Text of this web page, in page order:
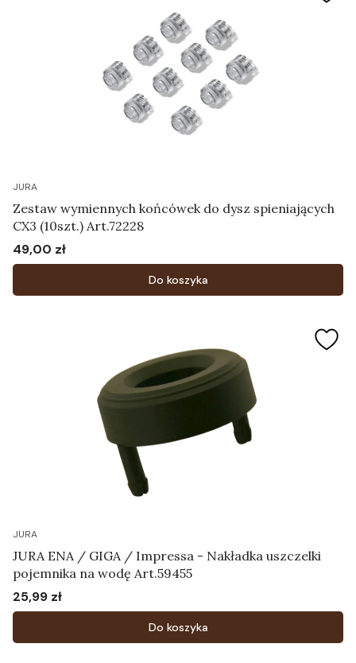
JURA
Zestaw wymiennych końcówek do dysz spieniających
CX3 (10szt.) Art.72228
Cena
49,00 zł
Do koszyka
JURA
JURA ENA / GIGA / Impressa - Nakładka uszczelki
pojemnika na wodę Art.59455
Cena
25,99 zł
Do koszyka